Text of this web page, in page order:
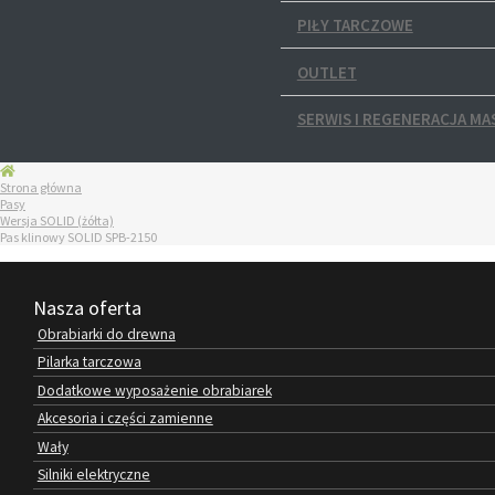
PIŁY TARCZOWE
OUTLET
SERWIS I REGENERACJA
Strona główna
Pasy
Wersja SOLID (żółta)
Pas klinowy SOLID SPB-2150
Nasza oferta
Obrabiarki do drewna
Pilarka tarczowa
Dodatkowe wyposażenie obrabiarek
Akcesoria i części zamienne
Wały
Silniki elektryczne